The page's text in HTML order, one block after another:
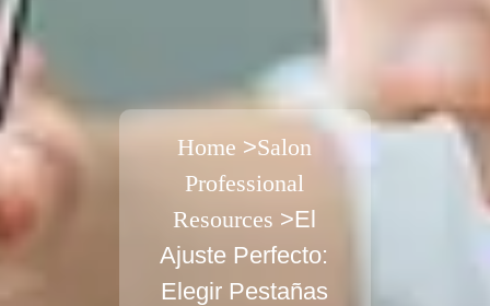
Home >Salon
Professional
Resources >El
Ajuste Perfecto:
Elegir Pestañas